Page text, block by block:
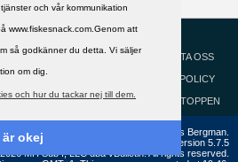
och vår kommunikation
www.fiskesnack.com.Genom att
så godkänner du detta. Vi säljer
om dig.
och hur du tackar nej till dem.
är okej
HJÄLP
KONTAKTA OSS
COOKIEPOLICY
GÅ TILL TOPPEN
Grundad 2002 av Anders Bergman.
Version 5.7.5
MH Sub I, LLC dba vBulletin. All rights reserved.